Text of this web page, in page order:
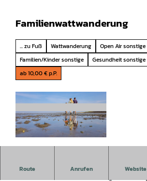
Familienwattwanderung
... zu Fuß Wattwanderung
Open Air sonstige
Familien/Kinder sonstige
Gesundheit sonstige
ab 10,00 € p.P.
CC-BY-SA
Route Anrufen Website
Die Wattwanderung für die ganze Familie.